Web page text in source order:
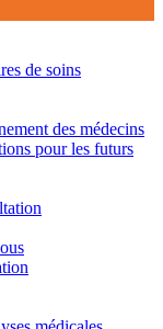
de soins
des médecins
pour les futurs